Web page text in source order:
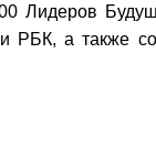
Лидеров
РБК, а также